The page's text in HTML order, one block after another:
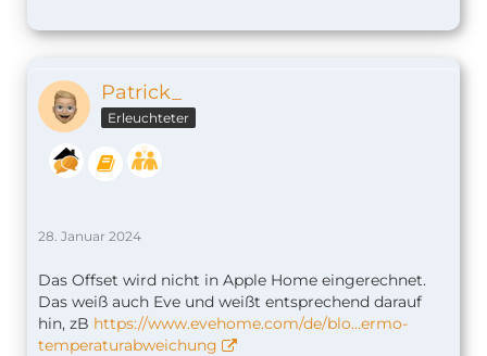
Patrick_
Erleuchteter
28. Januar 2024
Das Offset wird nicht in Apple Home eingerechnet.
Das weiß auch Eve und weißt entsprechend darauf
hin, zB https://www.evehome.com/de/blo…ermo-
temperaturabweichung